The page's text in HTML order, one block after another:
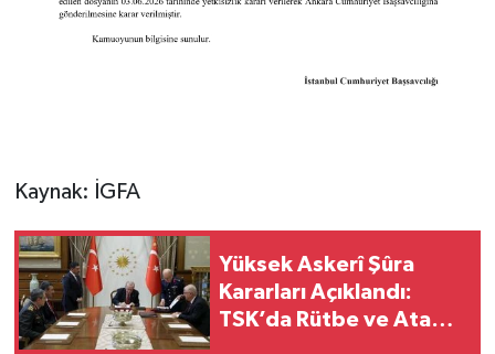
Kaynak: İGFA
Yüksek Askerî Şûra
Kararları Açıklandı:
TSK’da Rütbe ve Atama